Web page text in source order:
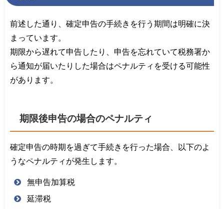
前述した通り、確定申告の手続きを行う期間は明確に決
まっています。
期限から遅れて申告したり、申告を忘れていて税務署か
ら通知が届いたりした場合はペナルティを受ける可能性
があります。
期限後申告の場合のペナルティ
確定申告の時期を過ぎて手続きを行った場合、以下のよ
うなペナルティが発生します。
無申告加算税
延滞税